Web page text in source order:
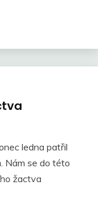
ledna patřil
Nám se do této
žactva